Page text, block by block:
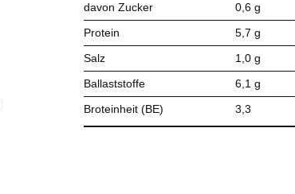
davon Zucker
0,6 g
Protein
5,7 g
Salz
1,0 g
Ballaststoffe
6,1 g
Broteinheit (BE)
3,3